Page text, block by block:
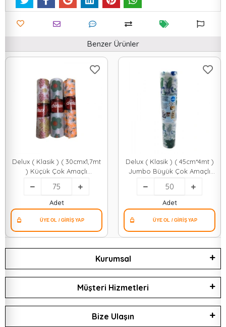
Benzer Ürünler
Delux ( Klasik ) ( 30cmx1,7mt
) Küçük Çok Amaçlı
Örtü*75=k
Adet
Delux ( Klasik ) ( 45cm*4mt )
Jumbo Büyük Çok Amaçlı
Örtü*50=k
Adet
Kurumsal
Müşteri Hizmetleri
Bize Ulaşın